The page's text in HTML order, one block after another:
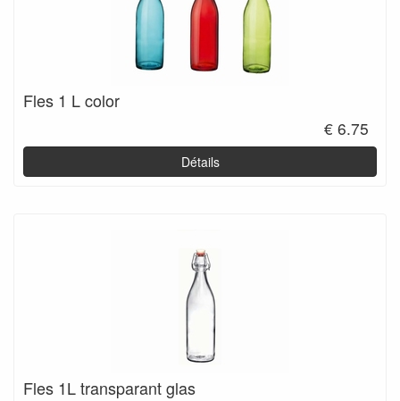
Fles 1 L color
€ 6.75
Détails
Fles 1L transparant glas